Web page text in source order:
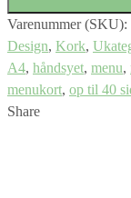
A4
KORK
DESIGN
vinkort
i
opbevaringsboks
Varenummer (SKU):
Design, Kork,
A4, håndsyet, menu,
menukort, op til 40
Share